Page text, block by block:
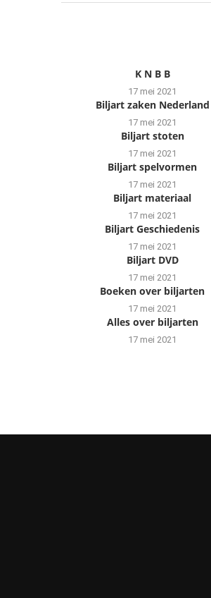
K N B B
17 mei 2021
Biljart zaken Nederland
17 mei 2021
Biljart stoten
17 mei 2021
Biljart spelvormen
17 mei 2021
Biljart materiaal
17 mei 2021
Biljart Geschiedenis
17 mei 2021
Biljart DVD
17 mei 2021
Boeken over biljarten
17 mei 2021
Alles over biljarten
17 mei 2021